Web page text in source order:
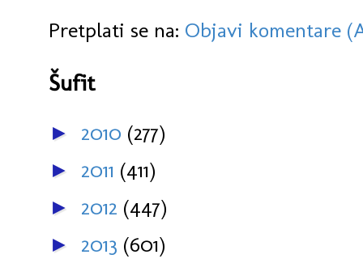
Pretplati se na: Objavi komentare
Šufit
► 2010 (277)
► 2011 (411)
► 2012 (447)
► 2013 (601)